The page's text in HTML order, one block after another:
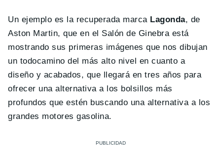
Un ejemplo es la recuperada marcaLagonda, de
Aston Martin, que en el Salón de Ginebra está
mostrando sus primeras imágenes que nos dibujan
un todocamino del más alto nivel en cuanto a
diseño y acabados, que llegará en tres años para
ofrecer una alternativa a los bolsillos más
profundos que estén buscando una alternativa a los
grandes motores gasolina.